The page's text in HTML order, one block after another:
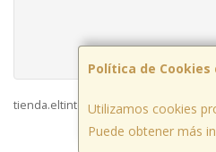
Política de
Utilizamos cookies
Puede obtener más
tienda.eltinteropapeleros.com © 2026